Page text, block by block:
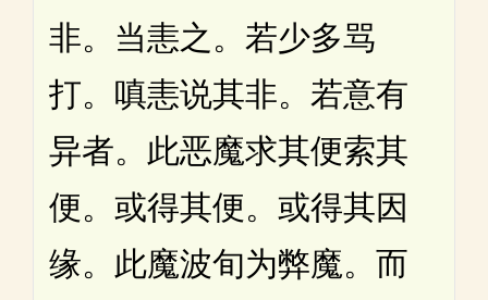
非。当恚之。若少多骂
打。嗔恚说其非。若意有
异者。此恶魔求其便索其
便。或得其便。或得其因
缘。此魔波旬为弊魔。而